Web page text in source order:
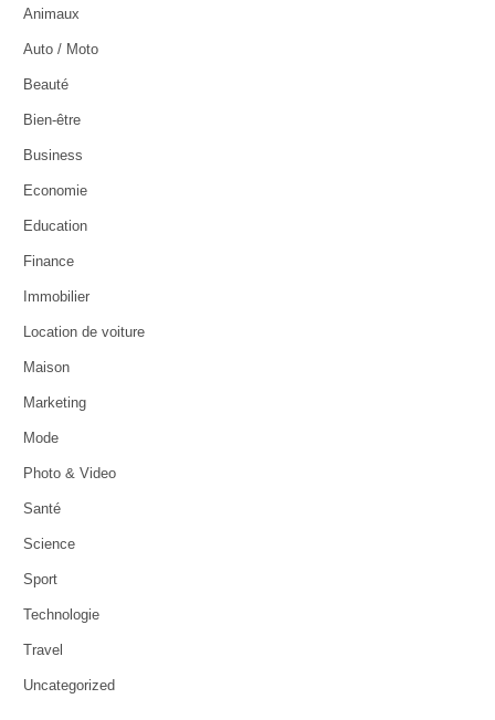
Animaux
Auto / Moto
Beauté
Bien-être
Business
Economie
Education
Finance
Immobilier
Location de voiture
Maison
Marketing
Mode
Photo & Video
Santé
Science
Sport
Technologie
Travel
Uncategorized